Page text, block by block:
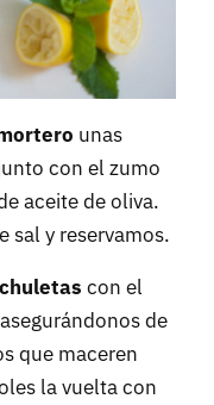
unas
con el zumo
aceite de oliva.
sal y reservamos.
con el
de
que maceren
la vuelta con